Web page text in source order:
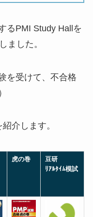
るPMI Study Hallを
ました。
を受けて、不合格
介します。
虎の巻
豆研
ﾘｱﾙﾀｲﾑ模試